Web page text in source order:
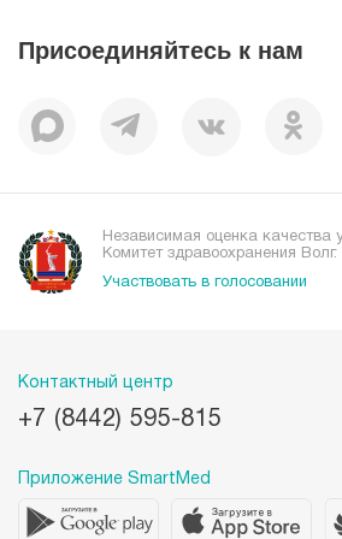
Пациентам
Присоединяйтесь к нам
Независимая оценка качества
Комитет здравоохранения Волг.
Участвовать в голосовании
Контактный центр
+7 (8442) 595-815
Приложение SmartMed